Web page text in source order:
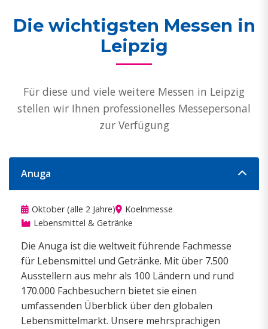
Die wichtigsten Messen in
Leipzig
Für diese und viele weitere Messen in Leipzig
stellen wir Ihnen professionelles Messepersonal
zur Verfügung
Anuga
Oktober (alle 2 Jahre)
Koelnmesse
Lebensmittel & Getränke
Die Anuga ist die weltweit führende Fachmesse
für Lebensmittel und Getränke. Mit über 7.500
Ausstellern aus mehr als 100 Ländern und rund
170.000 Fachbesuchern bietet sie einen
umfassenden Überblick über den globalen
Lebensmittelmarkt. Unsere mehrsprachigen